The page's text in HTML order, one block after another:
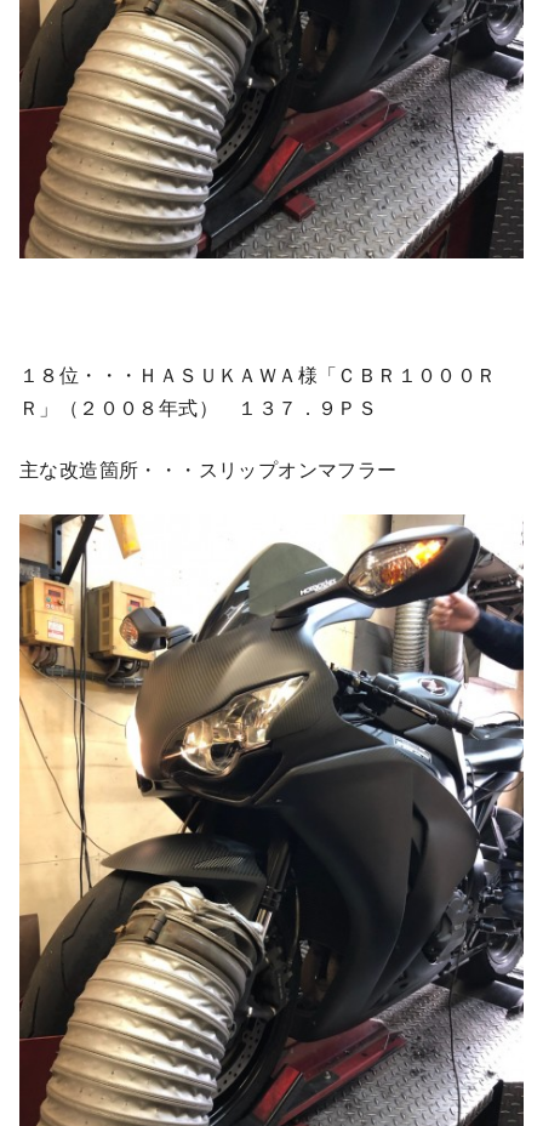
１８位・・・ＨＡＳＵＫＡＷＡ様「ＣＢＲ１０００Ｒ
Ｒ」（２００８年式） １３７．９ＰＳ
主な改造箇所・・・スリップオンマフラー